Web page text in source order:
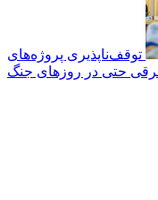
توقف‌ناپذیری پروژه‌های
حتی در روزهای جنگ